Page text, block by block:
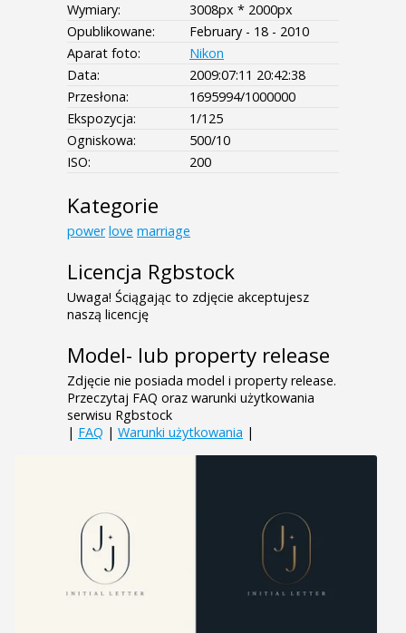
Wymiary:
3008px * 2000px
Opublikowane:
February - 18 - 2010
Aparat foto:
Nikon
Data:
2009:07:11 20:42:38
Przesłona:
1695994/1000000
Ekspozycja:
1/125
Ogniskowa:
500/10
ISO:
200
Kategorie
power love marriage
Licencja Rgbstock
Uwaga! Ściągając to zdjęcie akceptujesz
naszą licencję
Model- lub property release
Zdjęcie nie posiada model i property release.
Przeczytaj FAQ oraz warunki użytkowania
serwisu Rgbstock
| FAQ | Warunki użytkowania |